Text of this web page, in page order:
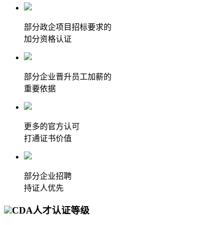
部分政企项目招标要求的
加分资格认证
部分企业晋升员工加薪的
重要依据
更多的官方认可
打通证书价值
部分企业招聘
持证人优先
CDA人才认证等级